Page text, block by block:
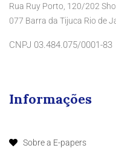
Rua Ruy Porto, 120/202
077 Barra da Tijuca Rio de
CNPJ 03.484.075/0001-83
Informações
Sobre a E-papers